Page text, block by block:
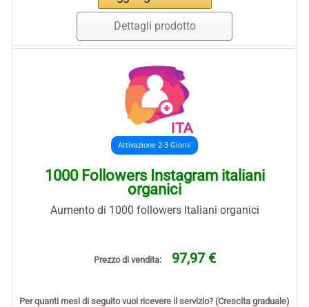
Dettagli prodotto
Attivazione 2-3 Giorni
1000 Followers Instagram italiani
organici
Aumento di 1000 followers Italiani organici
Prezzo di vendita: 97,97 €
Per quanti mesi di seguito vuoi ricevere il servizio? (Crescita graduale)